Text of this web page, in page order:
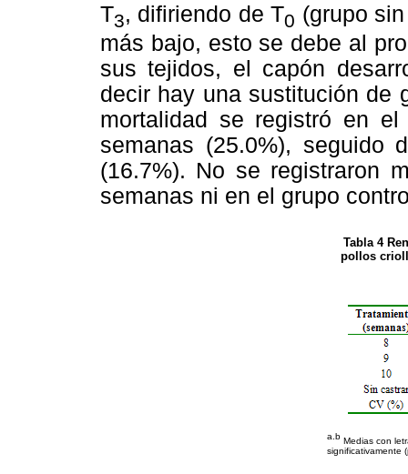
T3, difiriendo de T0 (grupo
más bajo, esto se debe al
sus tejidos, el capón
decir hay una sustitución de
mortalidad se registró en
semanas (25.0%), seguido
(16.7%). No se registraron
semanas ni en el grupo
Tabla 4
pollos
a.b Medias con
significativamente